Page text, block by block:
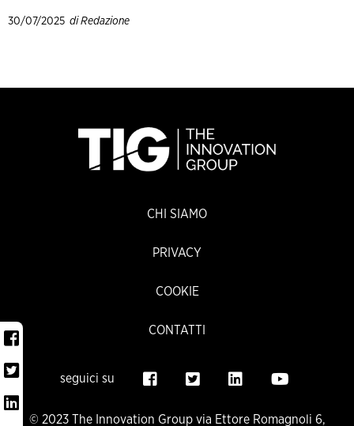
30/07/2025 di Redazione
CHI SIAMO
PRIVACY
COOKIE
CONTATTI
seguici su
© 2023 The Innovation Group via Ettore Romagnoli 6,